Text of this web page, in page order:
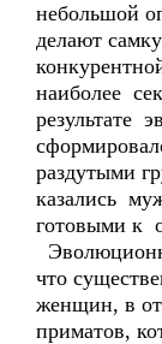
небольшой
делают
наиболее
результате
раздутыми
казались
готовыми к
что
женщин, в
приматов,